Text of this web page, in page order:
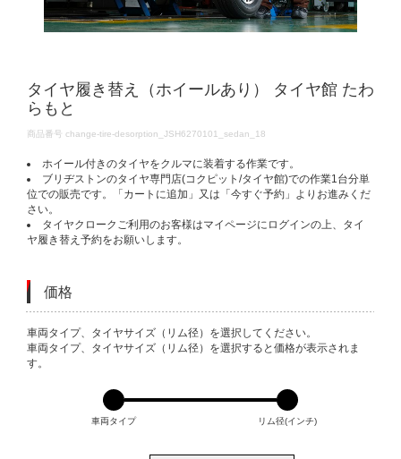
タイヤ履き替え（ホイールあり） タイヤ館 たわ
らもと
DETAILS
商品番号 change-tire-desorption_JSH6270101_sedan_18
ホイール付きのタイヤをクルマに装着する作業です。
ブリヂストンのタイヤ専門店(コクピット/タイヤ館)での作業1台分単
位での販売です。「カートに追加」又は「今すぐ予約」よりお進みくだ
さい。
タイヤクロークご利用のお客様はマイページにログインの上、タイ
ヤ履き替え予約をお願いします。
価格
VARIATIONS
車両タイプ、タイヤサイズ（リム径）を選択してください。
車両タイプ、タイヤサイズ（リム径）を選択すると価格が表示されま
す。
車両タイプ リム径(インチ)